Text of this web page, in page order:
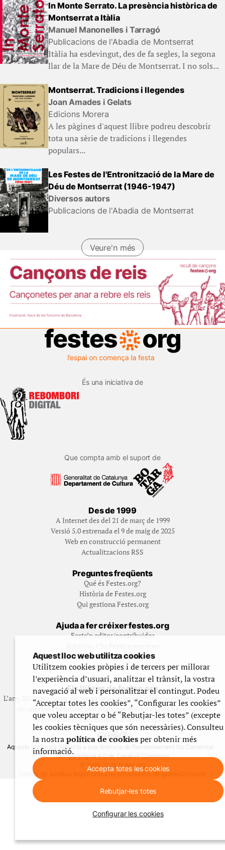
In Monte Serrato. La presència històrica de
Montserrat a Itàlia
Manuel Manonelles i Tarragó
Publicacions de l'Abadia de Montserrat
Itàlia ha esdevingut, des de fa segles, la segona
llar de la Mare de Déu de Montserrat. I no sols...
Montserrat. Tradicions i llegendes
Joan Amades i Gelats
Edicions Morera
A les pàgines d'aquest llibre podreu descobrir
tota una sèrie de tradicions i llegendes
populars...
Les Festes de l'Entronització de la Mare de
Déu de Montserrat (1946-1947)
Diversos autors
Publicacions de l'Abadia de Montserrat
Veure'n més
És una iniciativa de
Que compta amb el suport de
Des de 1999
A Internet des del 21 de març de 1999
Versió 5.0 estrenada el 9 de maig de 2025
Web en construcció permanent
Actualitzacions RSS
Preguntes freqüents
Qué és Festes.org?
Història de Festes.org
Qui gestiona Festes.org
Ajuda a fer créixer festes.org
Feste’n editor/contribuidor
Contracta publicitat
Fes un donatiu puntual
Els llibres de festes.org
L’any 2012 vam posar en marxa una col·lecció editorial en format paper,
recuperant i ampliant materials que fins aleshores havien estat
exclusivament accessibles al nostre espai web. [+]
Aquesta obra està subjecta a una llicència de Reconeixement No Comercial -
CompartirIgual 4.0 de Creative Commons
© 1999-2026 festes.org
Crèdits del web
Política de privadesa Ús de galetes
Aquest lloc web utilitza cookies
Utilitzem cookies pròpies i de tercers per millorar
l’experiència d’usuari, analitzar el trànsit, la vostra
navegació al web i personalitzar el contingut. Podeu
“Acceptar totes les cookies”, “Configurar les cookies”
que voleu acceptar o bé “Rebutjar-les totes” (excepte
les cookies tècniques que són necessàries). Consulteu
la nostrapolítica de cookiesper obtenir més
informació.
Accepta totes les cookies
Rebutjar-les totes
Configurar les cookies